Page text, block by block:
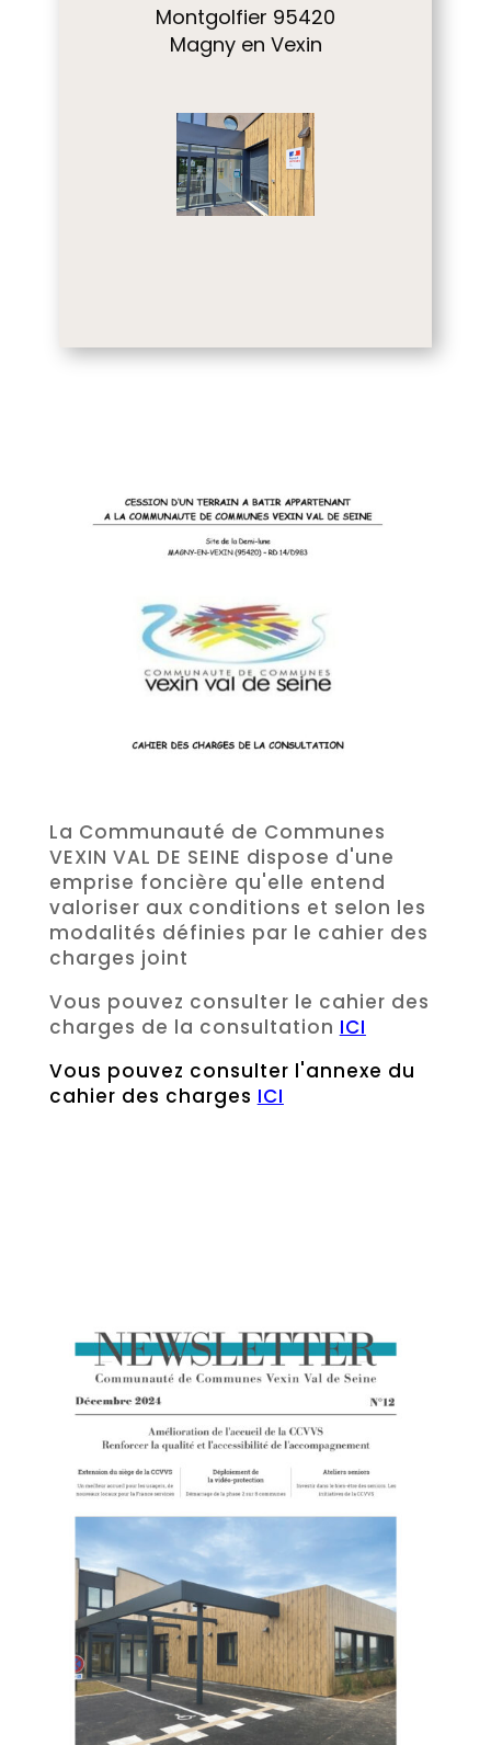
Montgolfier 95420
Magny en Vexin
La Communauté de Communes
VEXIN VAL DE SEINE dispose d'une
emprise foncière qu'elle entend
valoriser aux conditions et selon les
modalités définies par le cahier des
charges joint
Vous pouvez consulter le cahier des
charges de la consultation ICI
Vous pouvez consulter l'annexe du
cahier des charges ICI